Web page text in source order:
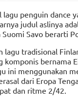
lagu penguin dance
judul aslinya
Savo berarti
lagu tradisional
komponis bernama
ini menggunakan
dari Eropa
dan ritme 2/42.